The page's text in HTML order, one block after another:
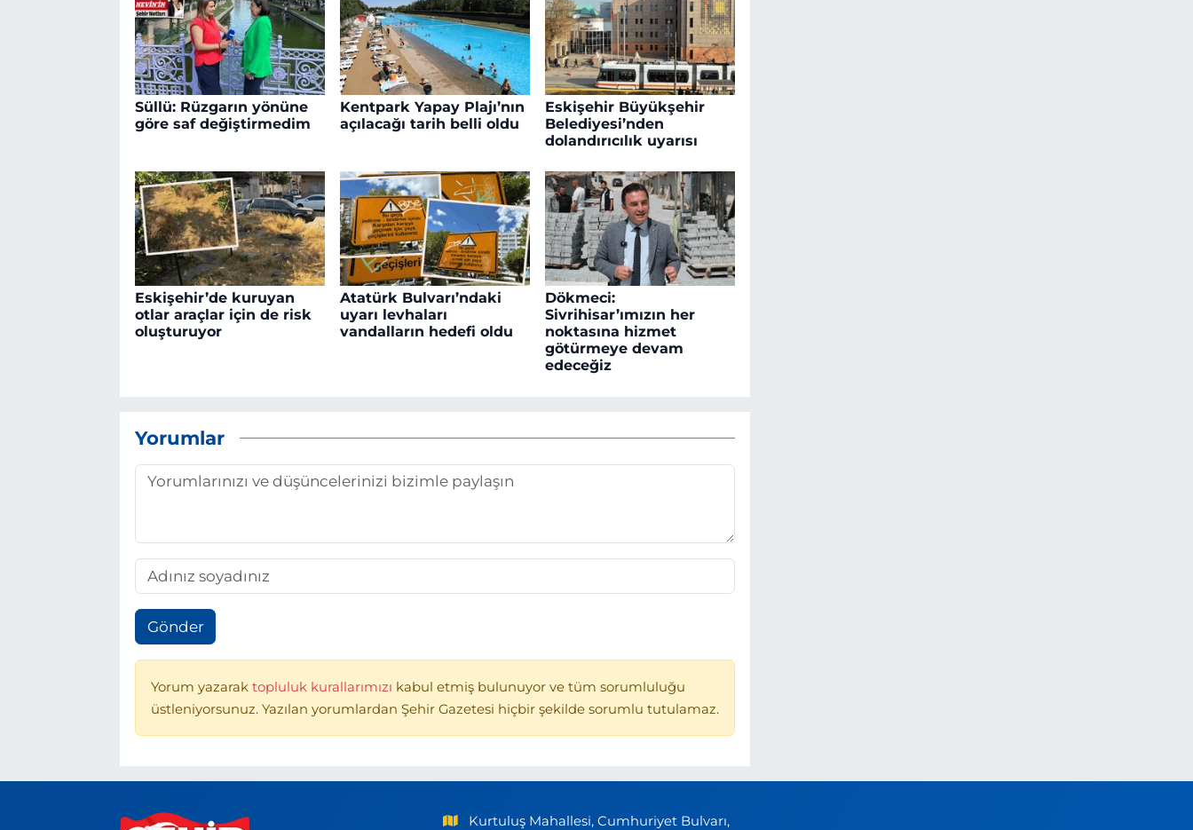
Süllü: Rüzgarın yönüne
göre saf değiştirmedim
Kentpark Yapay Plajı’nın
açılacağı tarih belli oldu
Eskişehir Büyükşehir
Belediyesi’nden
dolandırıcılık uyarısı
Eskişehir’de kuruyan
otlar araçlar için de risk
oluşturuyor
Atatürk Bulvarı’ndaki
uyarı levhaları
vandalların hedefi oldu
Dökmeci:
Sivrihisar’ımızın her
noktasına hizmet
götürmeye devam
edeceğiz
Yorumlar
Gönder
Yorum yazarak topluluk kurallarımızı kabul etmiş bulunuyor ve tüm sorumluluğu
üstleniyorsunuz. Yazılan yorumlardan Şehir Gazetesi hiçbir şekilde sorumlu tutulamaz.
Kurtuluş Mahallesi, Cumhuriyet Bulvarı,